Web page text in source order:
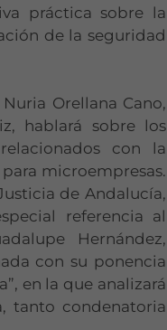
práctica sobre la
de la seguridad
Orellana Cano,
hablará sobre los
con la
microempresas.
de Andalucía,
referencia al
Hernández,
con su ponencia
en la que analizará
tanto condenatoria